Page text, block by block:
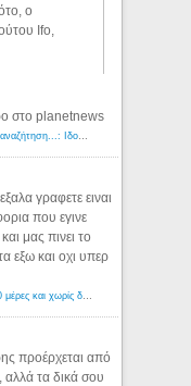
ο
Ifo,
στο planetnews
γραφετε ειναι
που εγινε
μας πινει το
εξω και οχι υπερ
προέρχεται από
τα δικά σου